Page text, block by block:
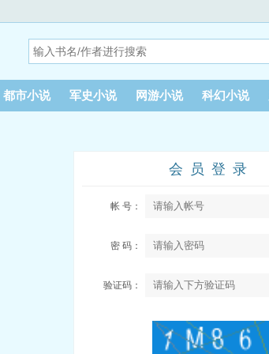
都市小说 军史小说 网游小说 科幻小说
会员登录
帐 号：
密 码：
验证码：